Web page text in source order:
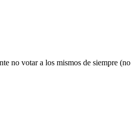
no votar a los mismos de siempre (no